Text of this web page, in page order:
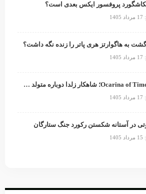
پروفسور ایکس بعدی است؟
به هاگوارتز هری پاتر را زنده نگه داشت؟
بازگشت Ocarina of Time؛ شاهکار زلدا دوباره متولد می‌شود
در آستانه شکستن رکورد جنگ ستارگان